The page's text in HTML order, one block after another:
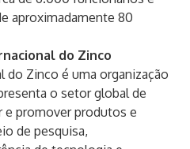
aproximadamente 80
do Zinco
do Zinco é uma organização
o setor global de
e promover produtos e
de pesquisa,